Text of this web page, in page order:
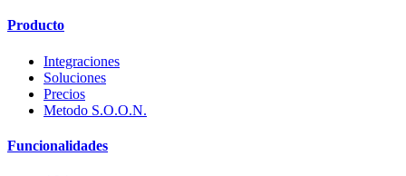
Producto
Integraciones
Soluciones
Precios
Metodo S.O.O.N.
Funcionalidades